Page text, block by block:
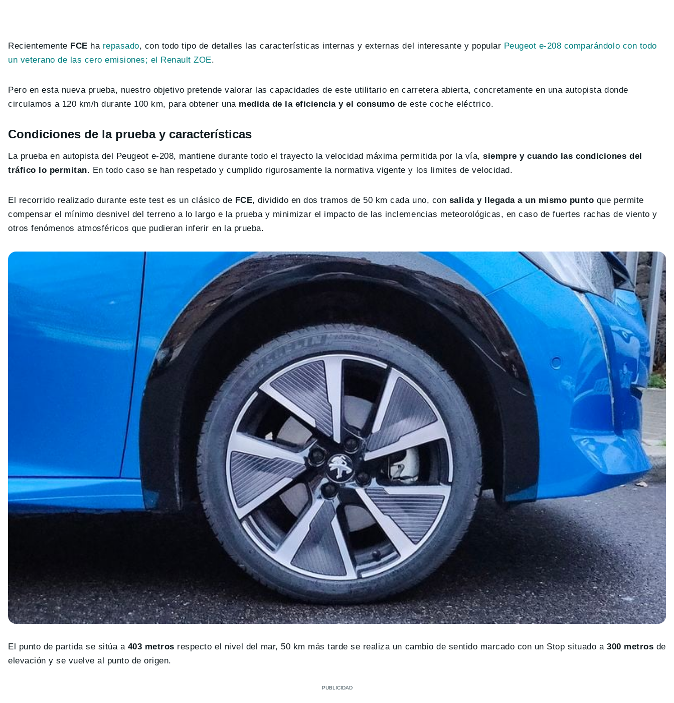
Recientemente FCE ha repasado, con todo tipo de detalles las características internas y externas del interesante y popular Peugeot e-208 comparándolo con todo
un veterano de las cero emisiones; el Renault ZOE.
Pero en esta nueva prueba, nuestro objetivo pretende valorar las capacidades de este utilitario en carretera abierta, concretamente en una autopista donde
circulamos a 120 km/h durante 100 km, para obtener una medida de la eficiencia y el consumo de este coche eléctrico.
Condiciones de la prueba y características
La prueba en autopista del Peugeot e-208, mantiene durante todo el trayecto la velocidad máxima permitida por la vía,siempre y cuando las condiciones del
tráfico lo permitan. En todo caso se han respetado y cumplido rigurosamente la normativa vigente y los limites de velocidad.
El recorrido realizado durante este test es un clásico de FCE, dividido en dos tramos de 50 km cada uno, con salida y llegada a un mismo punto que permite
compensar el mínimo desnivel del terreno a lo largo e la prueba y minimizar el impacto de las inclemencias meteorológicas, en caso de fuertes rachas de viento y
otros fenómenos atmosféricos que pudieran inferir en la prueba.
El punto de partida se sitúa a 403 metros respecto el nivel del mar, 50 km más tarde se realiza un cambio de sentido marcado con un Stop situado a300 metros de
elevación y se vuelve al punto de origen.